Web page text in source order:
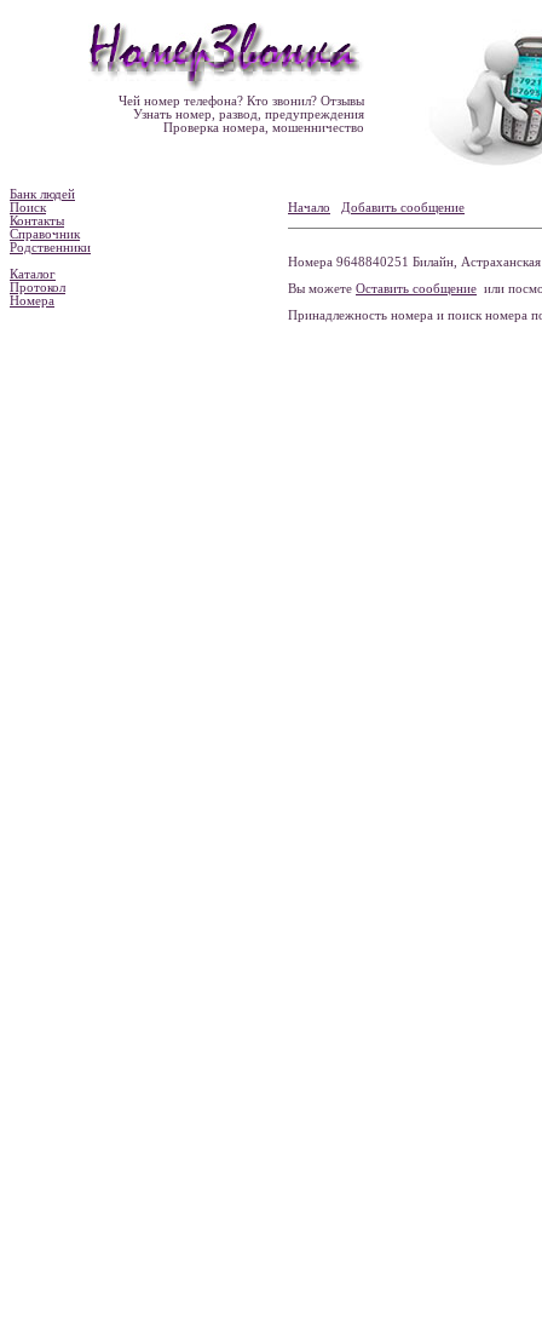
Чей номер телефона? Кто звонил? Отзывы
Узнать номер, развод, предупреждения
Проверка номера, мошенничество
Банк людей
Поиск
Контакты
Справочник
Родственники
Каталог
Протокол
Номера
Начало Добавить сообщение
Номера 9648840251 Билайн, Астраханская
Вы можете Оставить сообщение или
Принадлежность номера и поиск номера